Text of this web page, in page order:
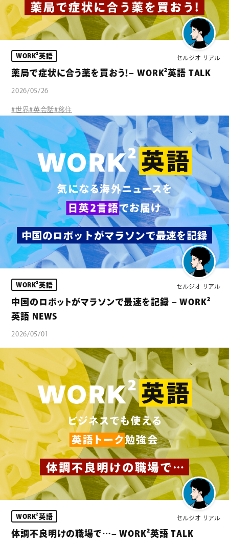
セルジオ リアル
WORK²英語
薬局で症状に合う薬を買おう！– WORK²英語 TALK
2026/05/26
#世界#英会話#移住
セルジオ リアル
WORK²英語
中国のロボットがマラソンで最速を記録 – WORK²
英語 NEWS
2026/05/01
セルジオ リアル
WORK²英語
体調不良明けの職場で…– WORK²英語 TALK